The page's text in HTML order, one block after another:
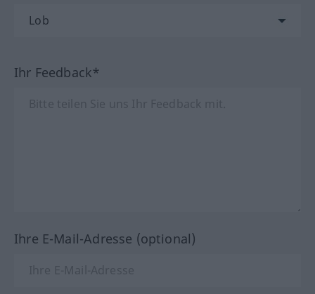
Ihr Feedback*
Ihre E-Mail-Adresse (optional)